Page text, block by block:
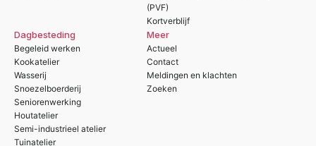
(PVF)
Kortverblijf
Dagbesteding
Begeleid werken
Kookatelier
Wasserij
Snoezelboerderij
Seniorenwerking
Houtatelier
Semi-industrieel atelier
Tuinatelier
Meer
Actueel
Contact
Meldingen en klachten
Zoeken